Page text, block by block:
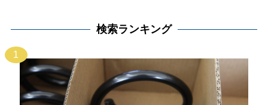
検索ランキング
1